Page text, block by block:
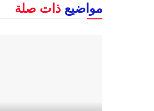
مواضيع ذات صلة